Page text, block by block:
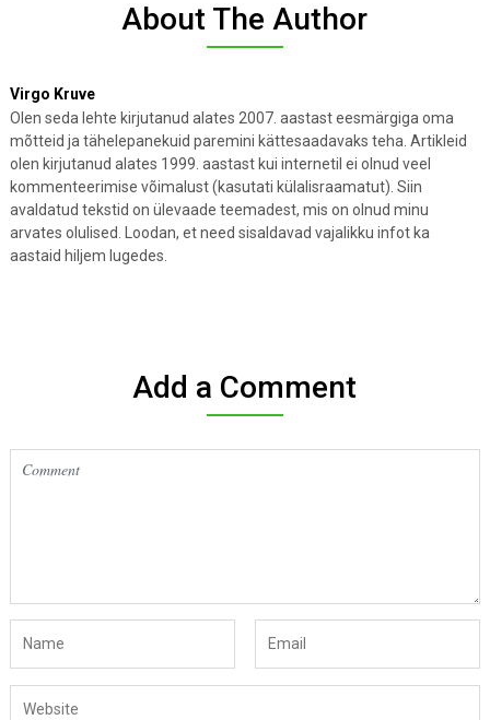
About The Author
Virgo Kruve
Olen seda lehte kirjutanud alates 2007. aastast eesmärgiga oma
mõtteid ja tähelepanekuid paremini kättesaadavaks teha. Artikleid
olen kirjutanud alates 1999. aastast kui internetil ei olnud veel
kommenteerimise võimalust (kasutati külalisraamatut). Siin
avaldatud tekstid on ülevaade teemadest, mis on olnud minu
arvates olulised. Loodan, et need sisaldavad vajalikku infot ka
aastaid hiljem lugedes.
Add a Comment